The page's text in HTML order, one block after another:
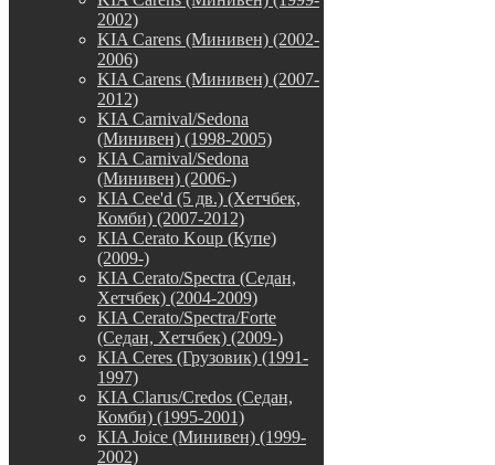
2002)
KIA Carens (Минивен) (2002-
2006)
KIA Carens (Минивен) (2007-
2012)
KIA Carnival/Sedona
(Минивен) (1998-2005)
KIA Carnival/Sedona
(Минивен) (2006-)
KIA Cee'd (5 дв.) (Хетчбек,
Комби) (2007-2012)
KIA Cerato Koup (Купе)
(2009-)
KIA Cerato/Spectra (Седан,
Хетчбек) (2004-2009)
KIA Cerato/Spectra/Forte
(Седан, Хетчбек) (2009-)
KIA Ceres (Грузовик) (1991-
1997)
KIA Clarus/Credos (Седан,
Комби) (1995-2001)
KIA Joice (Минивен) (1999-
2002)